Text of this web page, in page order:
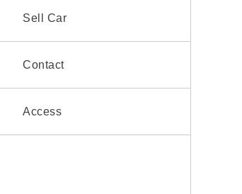
Sell Car
Contact
Access